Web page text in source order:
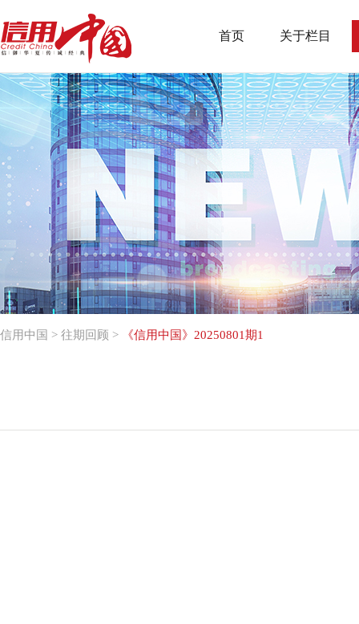
首页 关于栏目
信用中国 > 往期回顾 > 《信用中国》20250801期1